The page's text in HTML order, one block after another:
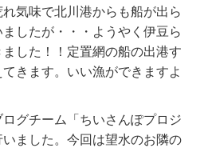
気味で北川港からも船が出ら
したが・・・ようやく伊豆ら
した！！定置網の船の出港す
きます。いい漁ができますよ
グチーム「ちいさんぽプロジ
ました。今回は望水のお隣の